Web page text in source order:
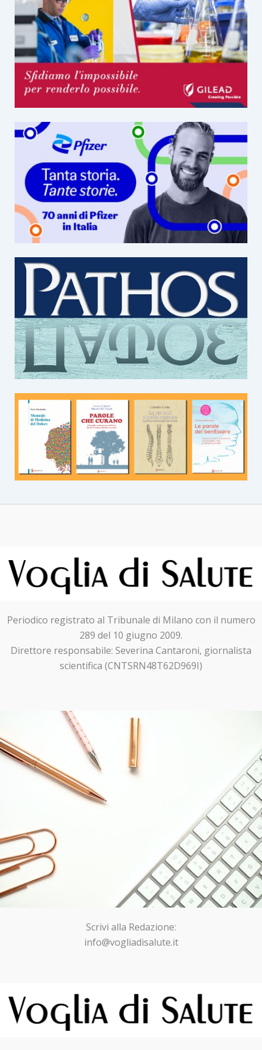
Periodico registrato al Tribunale di Milano con il numero
289 del 10 giugno 2009.
Direttore responsabile: Severina Cantaroni, giornalista
scientifica (CNTSRN48T62D969I)
Scrivi alla Redazione:
info@vogliadisalute.it